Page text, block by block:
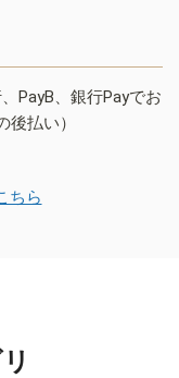
PayB、銀行Payでお
払い）
ちら